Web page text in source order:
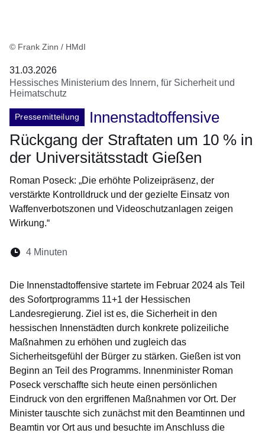
© Frank Zinn / HMdI
31.03.2026
Hessisches Ministerium des Innern, für Sicherheit und
Heimatschutz
Pressemitteilung
Innenstadtoffensive
Rückgang der Straftaten um 10 % in
der Universitätsstadt Gießen
Roman Poseck: „Die erhöhte Polizeipräsenz, der
verstärkte Kontrolldruck und der gezielte Einsatz von
Waffenverbotszonen und Videoschutzanlagen zeigen
Wirkung.“
Lesedauer:
4 Minuten
Die Innenstadtoffensive startete im Februar 2024 als Teil
des Sofortprogramms 11+1 der Hessischen
Landesregierung. Ziel ist es, die Sicherheit in den
hessischen Innenstädten durch konkrete polizeiliche
Maßnahmen zu erhöhen und zugleich das
Sicherheitsgefühl der Bürger zu stärken. Gießen ist von
Beginn an Teil des Programms. Innenminister Roman
Poseck verschaffte sich heute einen persönlichen
Eindruck von den ergriffenen Maßnahmen vor Ort. Der
Minister tauschte sich zunächst mit den Beamtinnen und
Beamtin vor Ort aus und besuchte im Anschluss die